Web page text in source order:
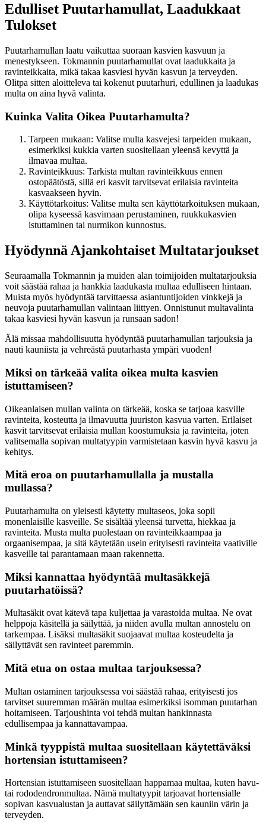
Edulliset Puutarhamullat, Laadukkaat
Tulokset
Puutarhamullan laatu vaikuttaa suoraan kasvien kasvuun ja
menestykseen. Tokmannin puutarhamullat ovat laadukkaita ja
ravinteikkaita, mikä takaa kasviesi hyvän kasvun ja terveyden.
Olitpa sitten aloitteleva tai kokenut puutarhuri, edullinen ja laadukas
multa on aina hyvä valinta.
Kuinka Valita Oikea Puutarhamulta?
Tarpeen mukaan: Valitse multa kasvejesi tarpeiden mukaan,
esimerkiksi kukkia varten suositellaan yleensä kevyttä ja
ilmavaa multaa.
Ravinteikkuus: Tarkista multan ravinteikkuus ennen
ostopäätöstä, sillä eri kasvit tarvitsevat erilaisia ravinteita
kasvaakseen hyvin.
Käyttötarkoitus: Valitse multa sen käyttötarkoituksen mukaan,
olipa kyseessä kasvimaan perustaminen, ruukkukasvien
istuttaminen tai nurmikon kunnostus.
Hyödynnä Ajankohtaiset Multatarjoukset
Seuraamalla Tokmannin ja muiden alan toimijoiden multatarjouksia
voit säästää rahaa ja hankkia laadukasta multaa edulliseen hintaan.
Muista myös hyödyntää tarvittaessa asiantuntijoiden vinkkejä ja
neuvoja puutarhamullan valintaan liittyen. Onnistunut multavalinta
takaa kasviesi hyvän kasvun ja runsaan sadon!
Älä missaa mahdollisuutta hyödyntää puutarhamullan tarjouksia ja
nauti kauniista ja vehreästä puutarhasta ympäri vuoden!
Miksi on tärkeää valita oikea multa kasvien
istuttamiseen?
Oikeanlaisen mullan valinta on tärkeää, koska se tarjoaa kasville
ravinteita, kosteutta ja ilmavuutta juuriston kasvua varten. Erilaiset
kasvit tarvitsevat erilaisia mullan koostumuksia ja ravinteita, joten
valitsemalla sopivan multatyypin varmistetaan kasvin hyvä kasvu ja
kehitys.
Mitä eroa on puutarhamullalla ja mustalla
mullassa?
Puutarhamulta on yleisesti käytetty multaseos, joka sopii
monenlaisille kasveille. Se sisältää yleensä turvetta, hiekkaa ja
ravinteita. Musta multa puolestaan on ravinteikkaampaa ja
orgaanisempaa, ja sitä käytetään usein erityisesti ravinteita vaativille
kasveille tai parantamaan maan rakennetta.
Miksi kannattaa hyödyntää multasäkkejä
puutarhatöissä?
Multasäkit ovat kätevä tapa kuljettaa ja varastoida multaa. Ne ovat
helppoja käsitellä ja säilyttää, ja niiden avulla multan annostelu on
tarkempaa. Lisäksi multasäkit suojaavat multaa kosteudelta ja
säilyttävät sen ravinteet paremmin.
Mitä etua on ostaa multaa tarjouksessa?
Multan ostaminen tarjouksessa voi säästää rahaa, erityisesti jos
tarvitset suuremman määrän multaa esimerkiksi isomman puutarhan
hoitamiseen. Tarjoushinta voi tehdä multan hankinnasta
edullisempaa ja kannattavampaa.
Minkä tyyppistä multaa suositellaan käytettäväksi
hortensian istuttamiseen?
Hortensian istuttamiseen suositellaan happamaa multaa, kuten havu-
tai rododendronmultaa. Nämä multatyypit tarjoavat hortensialle
sopivan kasvualustan ja auttavat säilyttämään sen kauniin värin ja
terveyden.